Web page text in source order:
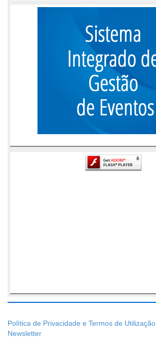
Política de Privacidade e Termos de Utilização
Newsletter